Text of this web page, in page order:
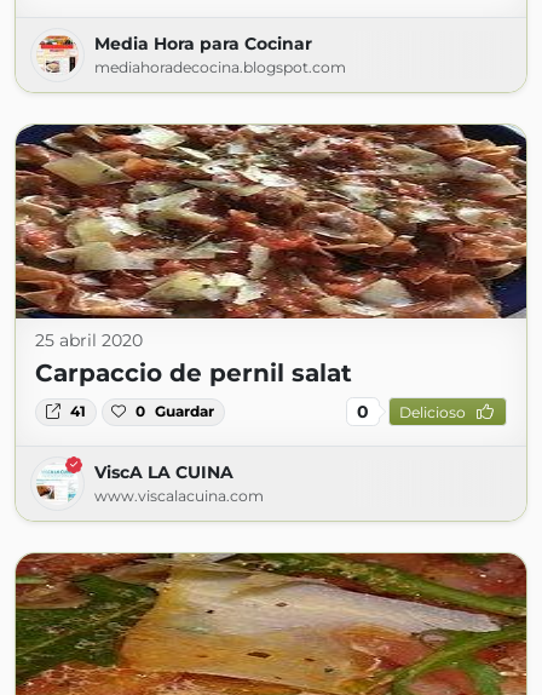
Media Hora para Cocinar
mediahoradecocina.blogspot.com
25 abril 2020
Carpaccio de pernil salat
41 0 Guardar 0 Delicioso
ViscA LA CUINA
www.viscalacuina.com